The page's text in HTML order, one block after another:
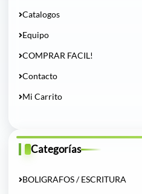
Catalogos
Equipo
COMPRAR FACIL!
Contacto
Mi Carrito
Categorías
BOLIGRAFOS / ESCRITURA